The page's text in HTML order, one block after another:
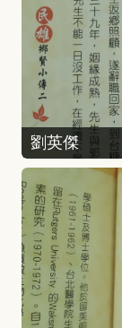
劉英傑